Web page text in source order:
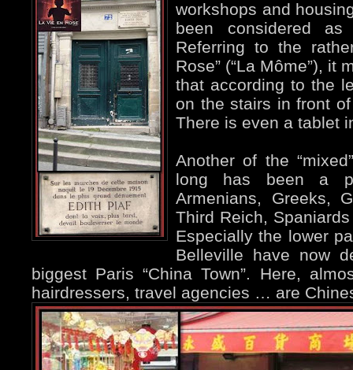
workshops and
been considered
Referring to the
Rose” (“La Môme”), it
that according to the
on the stairs in front
There is even a tablet
Another of the
long has been a
Armenians, Greeks,
Third Reich,
Especially the lower
Belleville have now
biggest Paris “China Town”. Here,
hairdressers, travel agencies … are